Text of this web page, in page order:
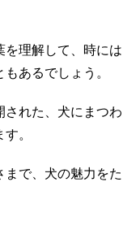
理解して、時には
あるでしょう。
れた、犬にまつわ
。
で、犬の魅力をた